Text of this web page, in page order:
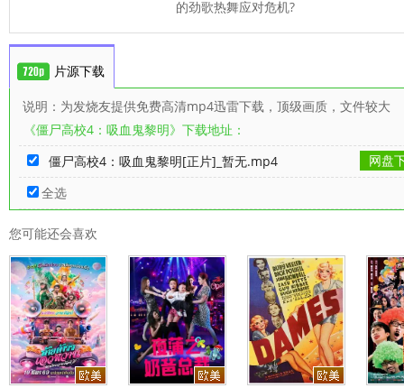
的劲歌热舞应对危机?
片源下载
说明：为发烧友提供免费高清mp4迅雷下载，顶级画质，文件较大
《僵尸高校4：吸血鬼黎明》下载地址：
僵尸高校4：吸血鬼黎明[正片]_暂无.mp4
网盘
全选
您可能还会喜欢